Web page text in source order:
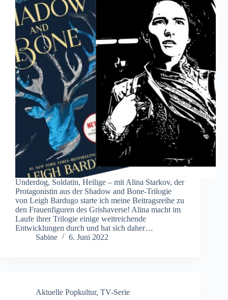
Underdog, Soldatin, Heilige – mit Alina Starkov, der
Protagonistin aus der Shadow and Bone-Trilogie
von Leigh Bardugo starte ich meine Beitragsreihe zu
den Frauenfiguren des Grishaverse! Alina macht im
Laufe ihrer Trilogie einige weitreichende
Entwicklungen durch und hat sich daher…
Sabine
6. Juni 2022
Aktuelle Popkultur, TV-Serie